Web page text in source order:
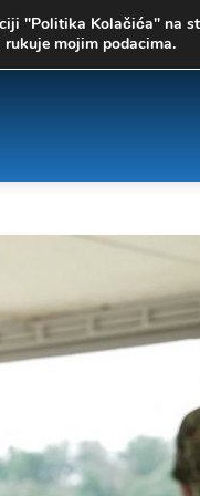
"Politika Kolačića" na
mojim podacima.